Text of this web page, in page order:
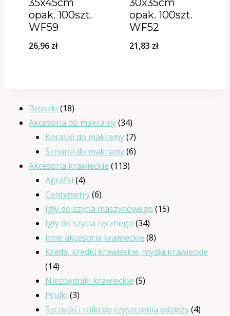
opak. 100szt.
WF59
26,96 zł
opak. 100szt.
WF52
21,83 zł
Broszki 1818
produktów
Akcesoria do makramy 3434
produkty
Koraliki do makramy 77
produktów
Sznurki do makramy 66
Akcesoria krawieckie 113113
Agrafki 44
produkty
Centymetry 66
produktów
Igły do szycia maszynowego 1515
Igły do szycia ręcznego 3434
produkty
Inne akcesoria krawieckie 88
produktów
Kreda, kredki krawieckie, mydła krawieckie
1414
produktów
Niezbędniki krawieckie 55
Prujki 33
produkty
Szczotki i rolki do czyszczenia odzieży 44